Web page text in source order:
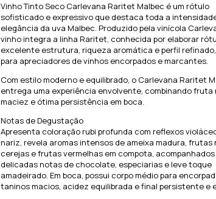
Vinho Tinto Seco Carlevana Raritet Malbec é um rótulo
sofisticado e expressivo que destaca toda a
elegância da uva Malbec. Produzido pela vinícola
vinho integra a linha Raritet, conhecida por elaborar
excelente estrutura, riqueza aromática e perfil
para apreciadores de vinhos encorpados e marcantes.
Com estilo moderno e equilibrado, o Carlevana Raritet
entrega uma experiência envolvente, combinando fruta
maciez e ótima persistência em boca.
Notas de Degustação
Apresenta coloração rubi profunda com reflexos
nariz, revela aromas intensos de ameixa madura, frutas
cerejas e frutas vermelhas em compota, acompanhados
delicadas notas de chocolate, especiarias e leve toque
amadeirado. Em boca, possui corpo médio para
taninos macios, acidez equilibrada e final persistente e